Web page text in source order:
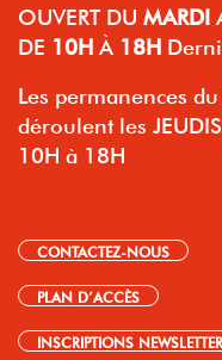
OUVERT DU MARDI
DE 10H À 18H
Les permanences
déroulent les
10H à 18H
CONTACTEZ-NOUS
PLAN D’ACCÈS
INSCRIPTIONS NEWSLETTER